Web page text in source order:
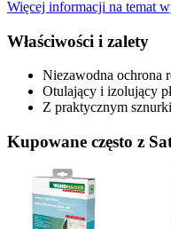
Więcej informacji na temat
Właściwości i zalety
Niezawodna ochrona
Otulający i izolujący
Z praktycznym
Kupowane często z